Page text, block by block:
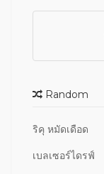
Random
ริคุ หมัดเดือด
เบลเซอร์ไดรฟ์